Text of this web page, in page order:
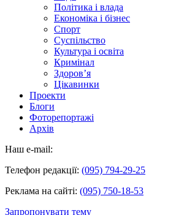
Політика і влада
Економіка і бізнес
Спорт
Суспільство
Культура і освіта
Кримінал
Здоров’я
Цікавинки
Проекти
Блоги
Фоторепортажі
Архів
Наш e-mail:
Телефон редакції: (095) 794-29-25
Реклама на сайті: (095) 750-18-53
Запропонувати тему